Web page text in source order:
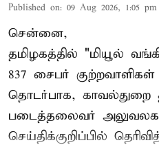
Published on: 09 Aug 2026, 1:05 pm
சென்னை,
தமிழகத்தில் "மியூல்
837 சைபர்
தொடர்பாக,
படைத்தலைவர்
செய்திக்குறிப்பில்